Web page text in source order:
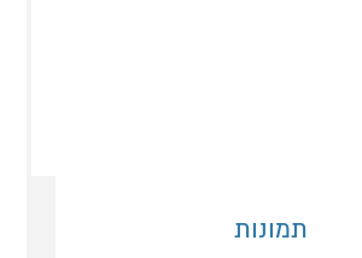
תמונות